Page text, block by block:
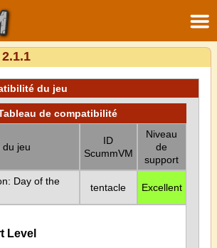
du jeu
de compatibilité
du jeu
ID
ScummVM
Niveau
de
support
Day of the
tentacle Excellent
Level